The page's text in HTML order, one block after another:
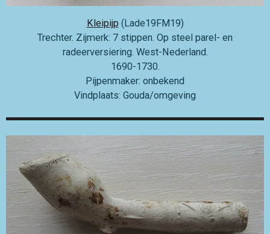
Kleipijp (Lade19FM19)
Trechter. Zijmerk: 7 stippen. Op steel parel- en
radeerversiering. West-Nederland.
1690-1730.
Pijpenmaker: onbekend
Vindplaats: Gouda/omgeving